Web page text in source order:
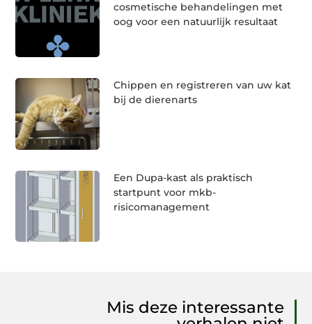
cosmetische behandelingen met
oog voor een natuurlijk resultaat
Chippen en registreren van uw kat
bij de dierenarts
Een Dupa-kast als praktisch
startpunt voor mkb-
risicomanagement
Mis deze interessante